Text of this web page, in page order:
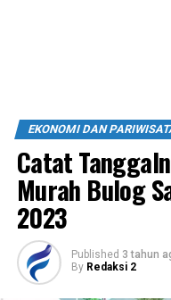
EKONOMI DAN
Catat
Murah Bulog
2023
Published 3 tahun
By Redaksi 2